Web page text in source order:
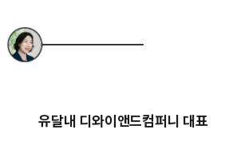
유달내 디와이앤드컴퍼니 대표